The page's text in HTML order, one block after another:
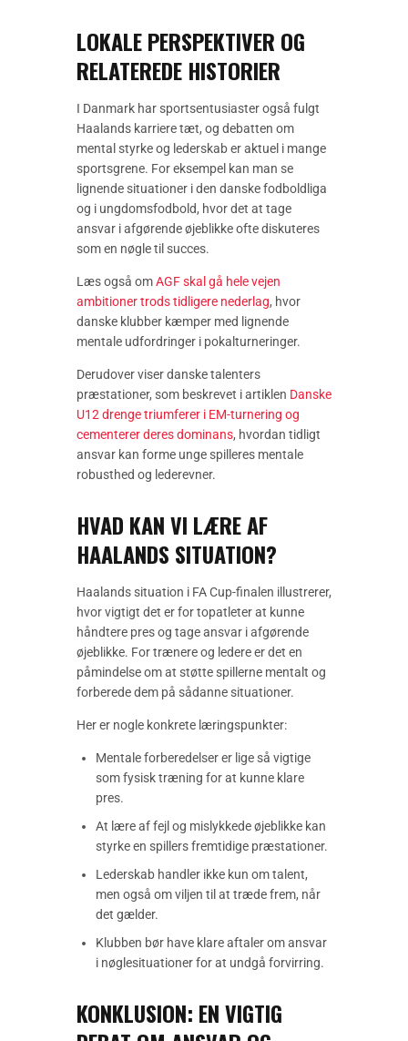
LOKALE PERSPEKTIVER OG
RELATEREDE HISTORIER
I Danmark har sportsentusiaster også fulgt
Haalands karriere tæt, og debatten om
mental styrke og lederskab er aktuel i mange
sportsgrene. For eksempel kan man se
lignende situationer i den danske fodboldliga
og i ungdomsfodbold, hvor det at tage
ansvar i afgørende øjeblikke ofte diskuteres
som en nøgle til succes.
Læs også omAGF skal gå hele vejen
ambitioner trods tidligere nederlag, hvor
danske klubber kæmper med lignende
mentale udfordringer i pokalturneringer.
Derudover viser danske talenters
præstationer, som beskrevet i artiklen Danske
U12 drenge triumferer i EM-turnering og
cementerer deres dominans, hvordan tidligt
ansvar kan forme unge spilleres mentale
robusthed og lederevner.
HVAD KAN VI LÆRE AF
HAALANDS SITUATION?
Haalands situation i FA Cup-finalen illustrerer,
hvor vigtigt det er for topatleter at kunne
håndtere pres og tage ansvar i afgørende
øjeblikke. For trænere og ledere er det en
påmindelse om at støtte spillerne mentalt og
forberede dem på sådanne situationer.
Her er nogle konkrete læringspunkter:
Mentale forberedelser er lige så vigtige
som fysisk træning for at kunne klare
pres.
At lære af fejl og mislykkede øjeblikke kan
styrke en spillers fremtidige præstationer.
Lederskab handler ikke kun om talent,
men også om viljen til at træde frem, når
det gælder.
Klubben bør have klare aftaler om ansvar
i nøglesituationer for at undgå forvirring.
KONKLUSION: EN VIGTIG